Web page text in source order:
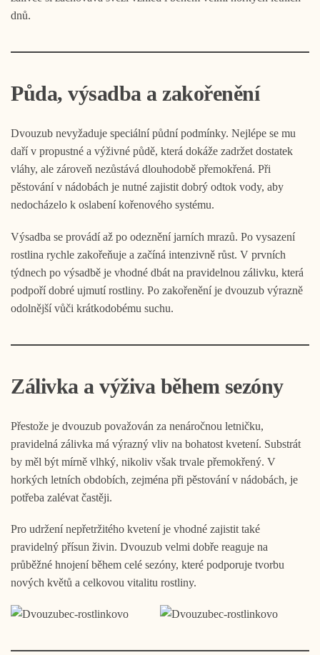
dnů.
Půda, výsadba a zakořenění
Dvouzub nevyžaduje speciální půdní podmínky. Nejlépe se mu
daří v propustné a výživné půdě, která dokáže zadržet dostatek
vláhy, ale zároveň nezůstává dlouhodobě přemokřená. Při
pěstování v nádobách je nutné zajistit dobrý odtok vody, aby
nedocházelo k oslabení kořenového systému.
Výsadba se provádí až po odeznění jarních mrazů. Po vysazení
rostlina rychle zakořeňuje a začíná intenzivně růst. V prvních
týdnech po výsadbě je vhodné dbát na pravidelnou zálivku, která
podpoří dobré ujmutí rostliny. Po zakořenění je dvouzub výrazně
odolnější vůči krátkodobému suchu.
Zálivka a výživa během sezóny
Přestože je dvouzub považován za nenáročnou letničku,
pravidelná zálivka má výrazný vliv na bohatost kvetení. Substrát
by měl být mírně vlhký, nikoliv však trvale přemokřený. V
horkých letních obdobích, zejména při pěstování v nádobách, je
potřeba zalévat častěji.
Pro udržení nepřetržitého kvetení je vhodné zajistit také
pravidelný přísun živin. Dvouzub velmi dobře reaguje na
průběžné hnojení během celé sezóny, které podporuje tvorbu
nových květů a celkovou vitalitu rostliny.